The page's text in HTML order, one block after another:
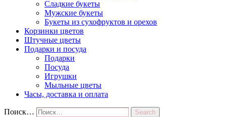
Сладкие букеты
Мужские букеты
Букеты из сухофруктов и орехов
Корзинки цветов
Штучные цветы
Подарки и посуда
Подарки
Посуда
Игрушки
Мыльные цветы
Часы, доставка и оплата
Поиск… Search